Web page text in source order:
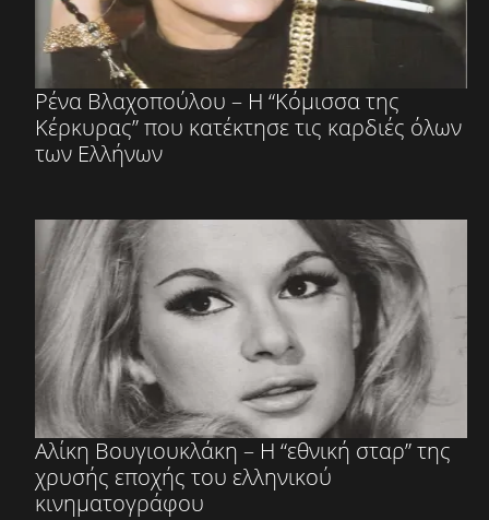
Ρένα Βλαχοπούλου – Η “Κόμισσα της
Κέρκυρας” που κατέκτησε τις καρδιές όλων
των Ελλήνων
Αλίκη Βουγιουκλάκη – Η “εθνική σταρ” της
χρυσής εποχής του ελληνικού
κινηματογράφου